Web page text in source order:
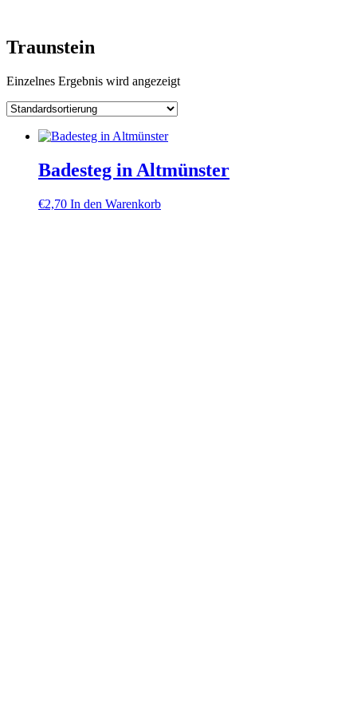
content
Traunstein
Einzelnes Ergebnis wird angezeigt
Badesteg in Altmünster
€2,70 In den Warenkorb